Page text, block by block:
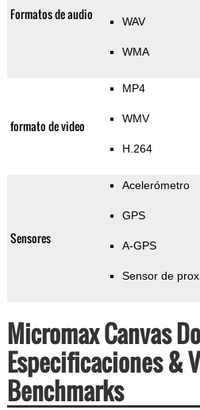
Formatos de audio WAV
WMA
formato de video
MP4
WMV
H.264
Sensores
Acelerómetro
GPS
A-GPS
Sensor de
Micromax Canvas
Especificaciones &
Benchmarks